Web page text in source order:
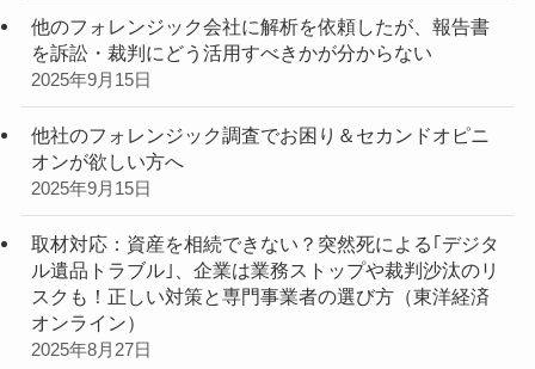
他のフォレンジック会社に解析を依頼したが、報告書
を訴訟・裁判にどう活用すべきかが分からない
2025年9月15日
他社のフォレンジック調査でお困り＆セカンドオピニ
オンが欲しい方へ
2025年9月15日
取材対応：資産を相続できない？突然死による｢デジタ
ル遺品トラブル｣、企業は業務ストップや裁判沙汰のリ
スクも！正しい対策と専門事業者の選び方（東洋経済
オンライン）
2025年8月27日